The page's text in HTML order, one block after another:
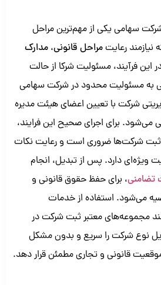
سهامی یکی از مهم‌ترین مراحل
رعایتمراحل قانونی، مدارک
این فرآیند، مسئولیت شرکا از حالت
به مسئولیت محدود در شرکت سهامی
شرکت با تعیین اعضای هیئت مدیره
برای اجرای صحیح این فرایند،
ثبت شرکت‌ها ضروری است و رعایت نکات
ویژه‌ای دارد. پس از تبدیل، انجام
تضامنی، برای حفظ حقوق قانونی و
می‌شود. استفاده از خدمات
مجموعه‌های معتبر ثبت شرکت در
نوع شرکت را سریع و بدون مشکل
قانونی و تجاری مطمئن قرار دهد.